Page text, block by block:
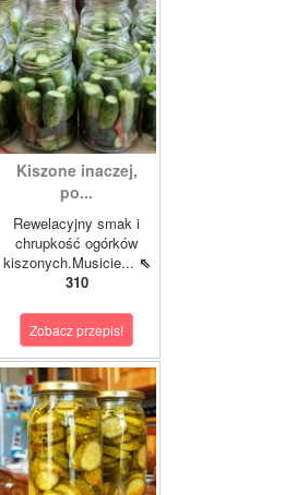
Kiszone inaczej,
po...
Rewelacyjny smak i
chrupkość ogórków
kiszonych.Musicie... ⇖
310
Zobacz przepis!